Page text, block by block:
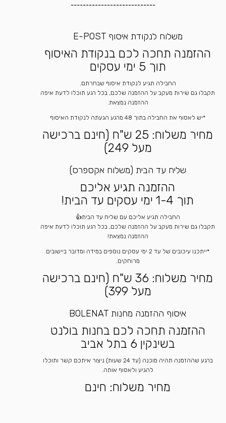
----------------------------
משלוח לנקודת איסוף E-POST
ההזמנה תחכה לכם בנקודת האיסוף
תוך 5 ימי עסקים
החבילה תגיע לנקודת איסוף שבחרתם.
תקבלו גם שירות מעקב על ההזמנה שלכם, בכל רגע תוכלו לדעת איפה
ההזמנה נמצאת.
*יש לאסוף את החבילה בתוך 48 מרגע הגעתה לנקודת האיסוף
מחיר משלוח: 25 ש"ח (חינם ברכישה
מעל 249)
שליח עד הבית (משלוח אקספרס)
ההזמנה תגיע אליכם
תוך 1-4 ימי עסקים עד הבית!
החבילה תגיע אליכם עם שליח עד הבית👍
תקבלו גם שירות מעקב על ההזמנה שלכם, בכל רגע תוכלו לדעת איפה
ההזמנה נמצאת!
*ייתכנו עיכובים של עד 2 ימי עסקים נוספים במידה ומדובר ביישובים
מרוחקים.
מחיר משלוח: 36 ש"ח (חינם ברכישה
מעל 399)
איסוף ההזמנה מחנות BOLENAT
ההזמנה תחכה לכם בחנות בולנט
בשינקין 6 בתל אביב
ברגע שההזמנה תהיה מוכנה (עד 24 שעות) ניצור איתכם קשר ותוכלו
להגיע ולאסוף אותה.
מחיר משלוח: חינם